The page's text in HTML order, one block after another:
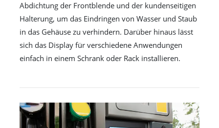
Abdichtung der Frontblende und der kundenseitigen
Halterung, um das Eindringen von Wasser und Staub
in das Gehäuse zu verhindern. Darüber hinaus lässt
sich das Display für verschiedene Anwendungen
einfach in einem Schrank oder Rack installieren.